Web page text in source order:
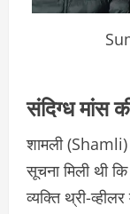
संदिग्ध मांस
शामली(Shamli)
सूचना मिली थी
व्यक्ति थ्री-